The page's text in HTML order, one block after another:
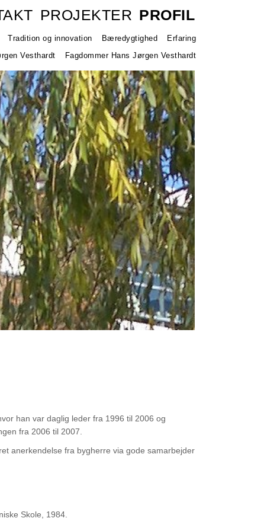
PROJEKTER PROFIL
Tradition og innovation Bæredygtighed
Erfaring
Vesthardt Fagdommer Hans Jørgen Vesthardt
han var daglig leder fra 1996 til 2006 og
fra 2006 til 2007.
anerkendelse fra bygherre via gode samarbejder
Skole, 1984.